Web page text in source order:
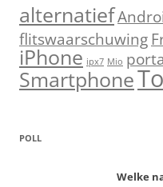
alternatief
flitswaarschuwing
iPhone ipx7 Mio
Smartphone
POLL
Welke